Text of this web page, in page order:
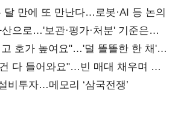
달 만에 또 만난다…로봇·AI 등 논의
으로…'보관·평가·처분' 기준은
호가 높여요"…'덜 똘똘한 한 채'
다 들어와요"…빈 매대 채우며 문
비투자…메모리 ‘삼국전쟁’